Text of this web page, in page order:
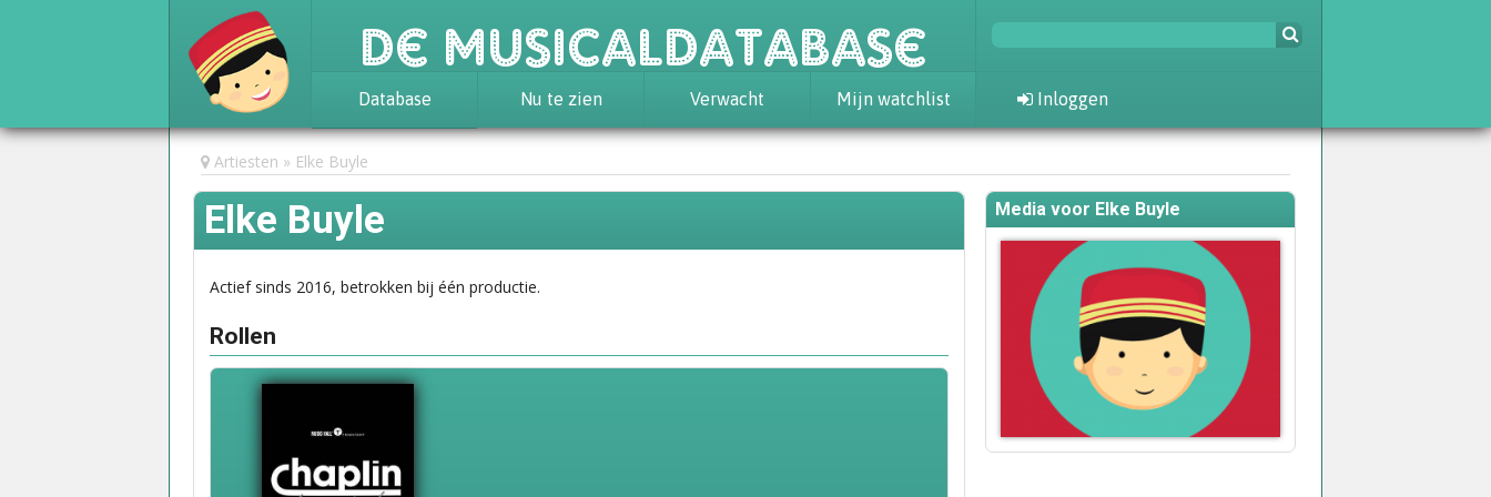
De Musicaldatabase
Database
Achtergrond
Awards
Statistieken
Nu te zien Verwacht Mijn watchlist Inloggen
Artiesten Elke Buyle
Elke Buyle
Actief sinds 2016, betrokken bij één productie.
Rollen
Media voor Elke Buyle